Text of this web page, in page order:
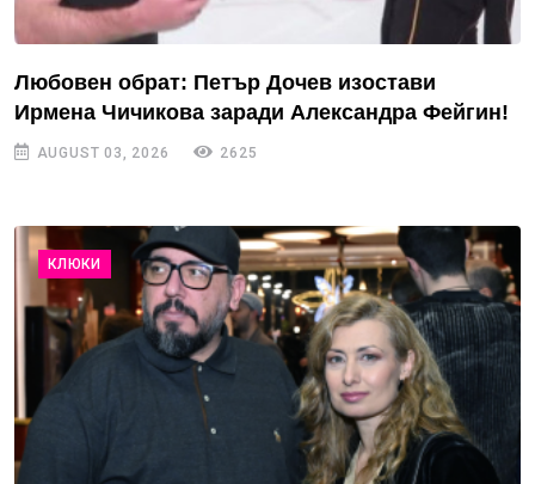
Любовен обрат: Петър Дочев изостави
Ирмена Чичикова заради Александра Фейгин!
AUGUST 03, 2026 2625
КЛЮКИ